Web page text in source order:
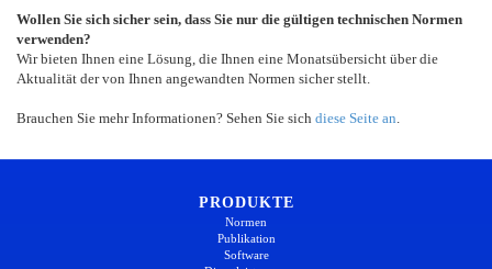
Wollen Sie sich sicher sein, dass Sie nur die gültigen technischen Normen
verwenden?
Wir bieten Ihnen eine Lösung, die Ihnen eine Monatsübersicht über die
Aktualität der von Ihnen angewandten Normen sicher stellt.
Brauchen Sie mehr Informationen? Sehen Sie sich diese Seite an
PRODUKTE
Normen
Publikation
Software